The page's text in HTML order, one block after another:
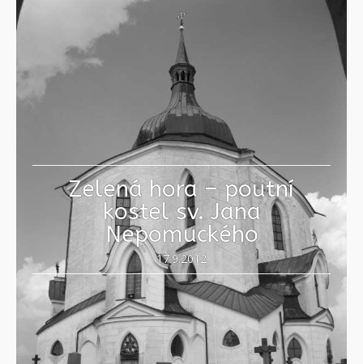
Zelená hora – poutní
kostel sv. Jana
Nepomuckého
17.9.2012